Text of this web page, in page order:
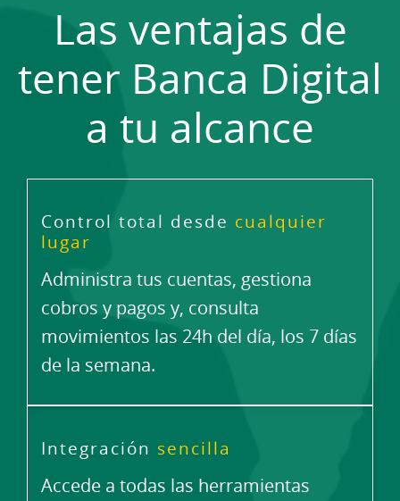
Las ventajas de
tener Banca Digital
a tu alcance
Control total desde cualquier
lugar
Administra tus cuentas, gestiona
cobros y pagos y, consulta
movimientos las 24h del día, los 7 días
de la semana.
Integración sencilla
Accede a todas las herramientas